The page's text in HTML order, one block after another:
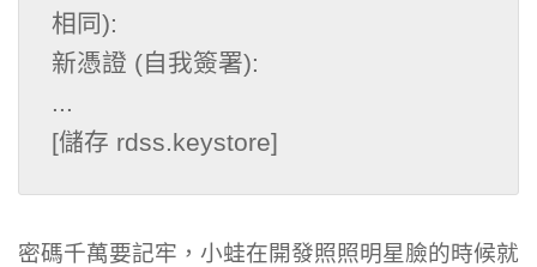
相同):
新憑證 (自我簽署):
...
[儲存 rdss.keystore]
密碼千萬要記牢，小蛙在開發照照明星臉的時候就